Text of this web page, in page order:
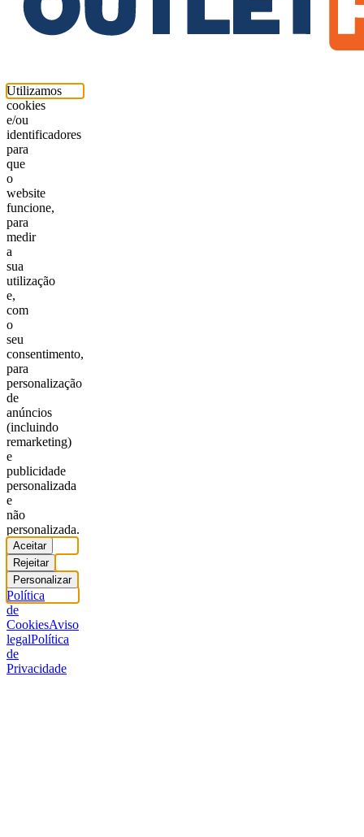
Utilizamos
cookies
e/ou
identificadores
para
que
o
website
funcione,
para
medir
a
sua
utilização
e,
com
o
seu
consentimento,
para
personalização
de
anúncios
(incluindo
remarketing)
e
publicidade
personalizada
e
não
personalizada.
Aceitar
Rejeitar
Personalizar
Política
de
CookiesAviso
legalPolítica
de
Privacidade